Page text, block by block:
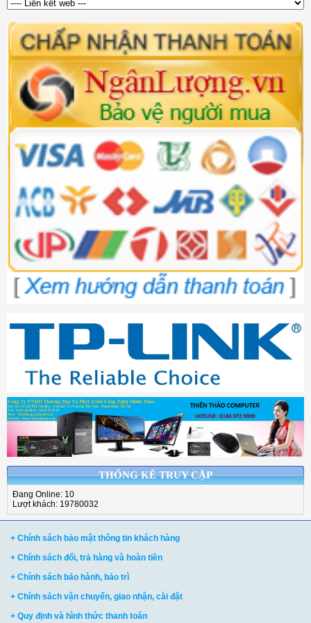
THỐNG KÊ TRUY CẬP
Đang Online: 10
Lượt khách: 19780032
+ Chính sách bảo mật thông tin khách hàng
+ Chính sách đổi, trả hàng và hoàn tiền
+ Chính sách bảo hành, bảo trì
+ Chính sách vận chuyển, giao nhận, cài đặt
+ Quy định và hình thức thanh toán